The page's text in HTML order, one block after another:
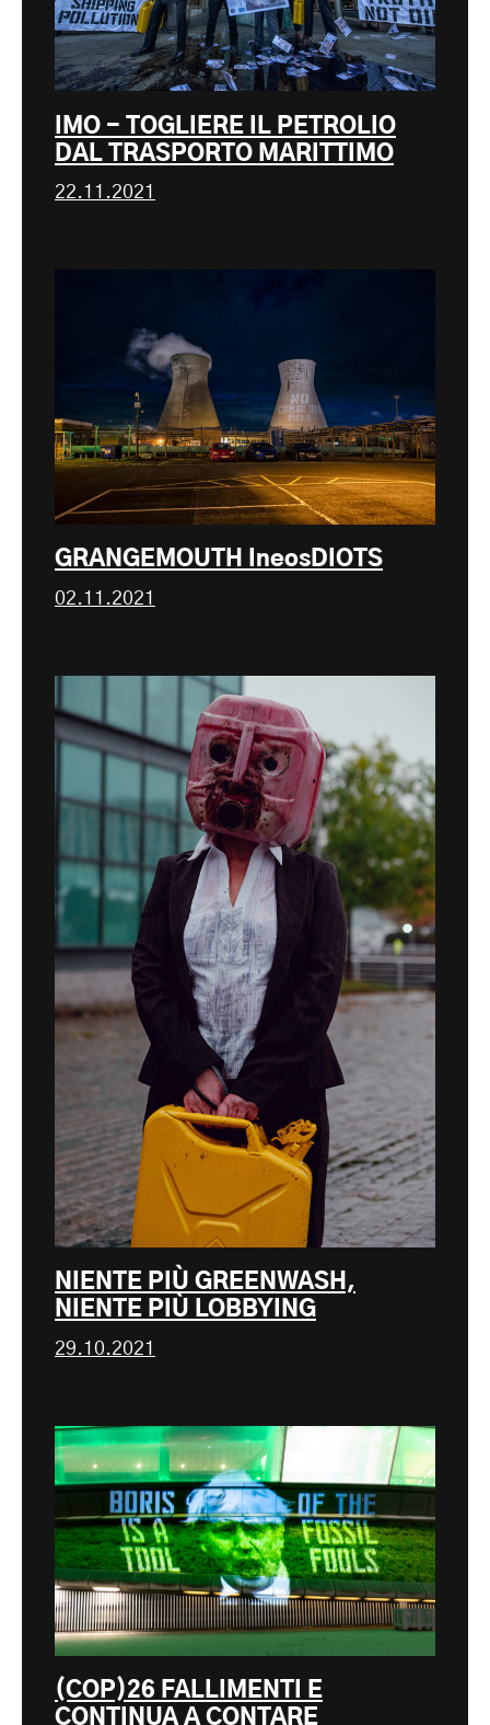
IMO - TOGLIERE IL PETROLIO
DAL TRASPORTO MARITTIMO
22.11.2021
GRANGEMOUTH IneosDIOTS
02.11.2021
NIENTE PIÙ GREENWASH,
NIENTE PIÙ LOBBYING
29.10.2021
(COP)26 FALLIMENTI E
CONTINUA A CONTARE